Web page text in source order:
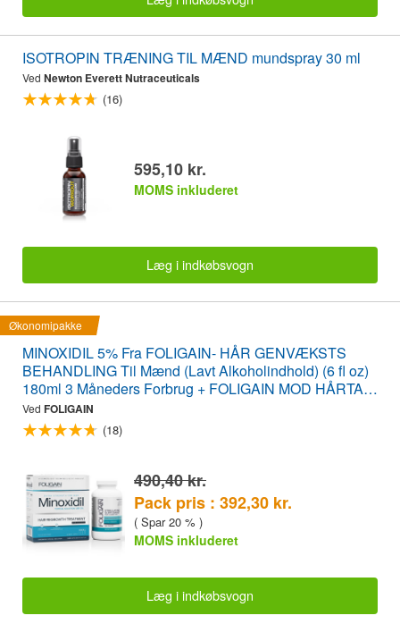
ISOTROPIN TRÆNING TIL MÆND mundspray 30 ml
Ved Newton Everett Nutraceuticals
(16)
595,10 kr.
MOMS inkluderet
Læg i indkøbsvogn
Økonomipakke
MINOXIDIL 5% Fra FOLIGAIN- HÅR GENVÆKSTS
BEHANDLING Til Mænd (Lavt Alkoholindhold) (6 fl oz)
180ml 3 Måneders Forbrug + FOLIGAIN MOD HÅRTAB
120 Tabletter ØKONOMIPAKKE
Ved FOLIGAIN
(18)
490,40 kr.
Pack pris : 392,30 kr.
( Spar 20 % )
MOMS inkluderet
Læg i indkøbsvogn